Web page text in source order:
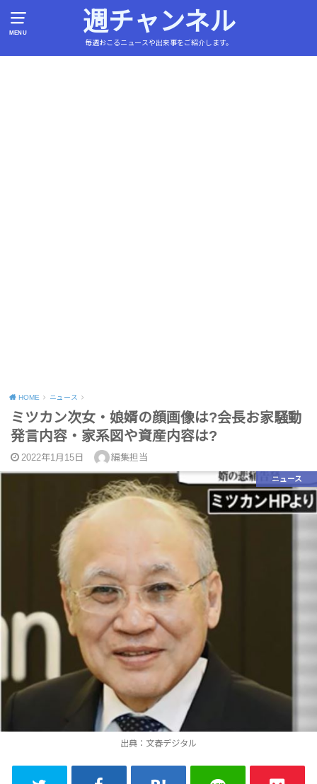
MENU 週チャンネル
毎週おこるニュースや出来事をご紹介します。
HOME ニュース
ミツカン次女・娘婿の顔画像は?会長お家騒動
発言内容・家系図や資産内容は?
2022年1月15日 編集担当
出典：文春デジタル
ニュース